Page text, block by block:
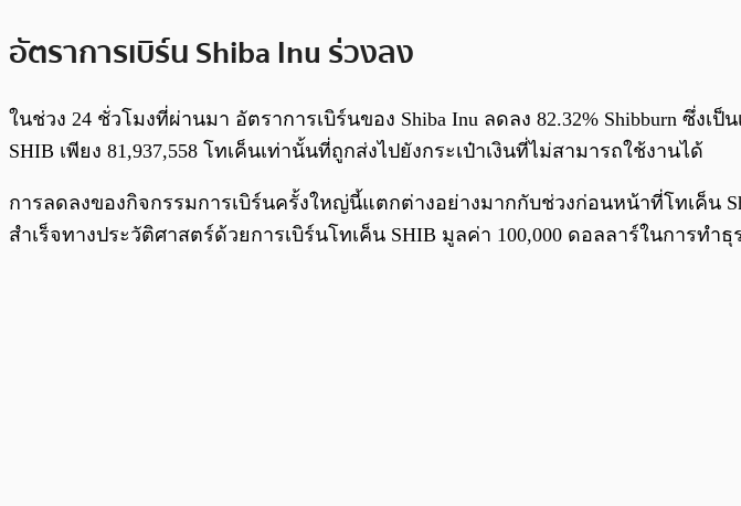
อัตราการเบิร์น Shiba Inu ร่วงลง
ในช่วง 24 ชั่วโมงที่ผ่านมา อัตราการเบิร์นของ Shiba Inu ลดลง 82.32% Shibburn ซึ่ง
SHIB เพียง 81,937,558 โทเค็นเท่านั้นที่ถูกส่งไปยังกระเป๋าเงินที่ไม่สามารถใช้งานได้
การลดลงของกิจกรรมการเบิร์นครั้งใหญ่นี้แตกต่างอย่างมากกับช่วงก่อนหน้าที่โทเค็น
สำเร็จทางประวัติศาสตร์ด้วยการเบิร์นโทเค็น SHIB มูลค่า 100,000 ดอลลาร์ในการทำธุ